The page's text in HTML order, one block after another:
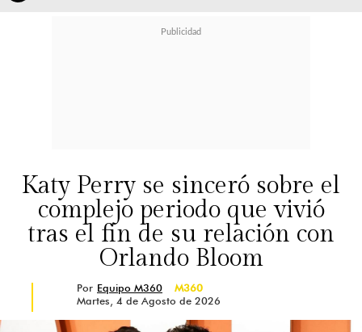
Katy Perry se sinceró sobre el
complejo periodo que vivió
tras el fin de su relación con
Orlando Bloom
Por Equipo M360
M360
Martes, 4 de Agosto de 2026